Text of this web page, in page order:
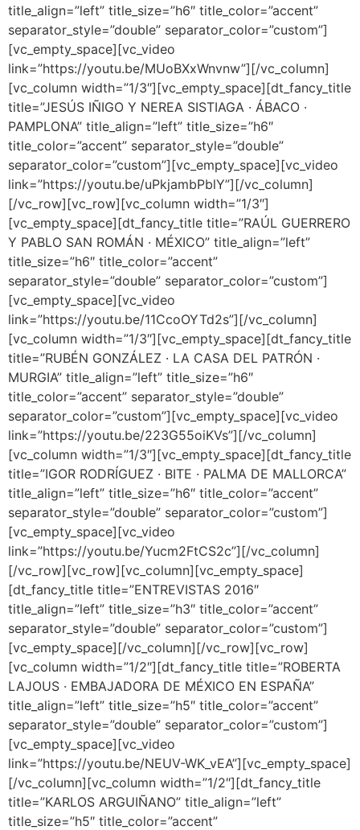
title_align=”left” title_size=”h6″ title_color=”accent”
separator_style=”double” separator_color=”custom”]
[vc_empty_space][vc_video
link=”https://youtu.be/MUoBXxWnvnw”][/vc_column]
[vc_column width=”1/3″][vc_empty_space][dt_fancy_title
title=”JESÚS IÑIGO Y NEREA SISTIAGA · ÁBACO ·
PAMPLONA” title_align=”left” title_size=”h6″
title_color=”accent” separator_style=”double”
separator_color=”custom”][vc_empty_space][vc_video
link=”https://youtu.be/uPkjambPblY”][/vc_column]
[/vc_row][vc_row][vc_column width=”1/3″]
[vc_empty_space][dt_fancy_title title=”RAÚL GUERRERO
Y PABLO SAN ROMÁN · MÉXICO” title_align=”left”
title_size=”h6″ title_color=”accent”
separator_style=”double” separator_color=”custom”]
[vc_empty_space][vc_video
link=”https://youtu.be/11CcoOYTd2s”][/vc_column]
[vc_column width=”1/3″][vc_empty_space][dt_fancy_title
title=”RUBÉN GONZÁLEZ · LA CASA DEL PATRÓN ·
MURGIA” title_align=”left” title_size=”h6″
title_color=”accent” separator_style=”double”
separator_color=”custom”][vc_empty_space][vc_video
link=”https://youtu.be/223G55oiKVs”][/vc_column]
[vc_column width=”1/3″][vc_empty_space][dt_fancy_title
title=”IGOR RODRÍGUEZ · BITE · PALMA DE MALLORCA”
title_align=”left” title_size=”h6″ title_color=”accent”
separator_style=”double” separator_color=”custom”]
[vc_empty_space][vc_video
link=”https://youtu.be/Yucm2FtCS2c”][/vc_column]
[/vc_row][vc_row][vc_column][vc_empty_space]
[dt_fancy_title title=”ENTREVISTAS 2016″
title_align=”left” title_size=”h3″ title_color=”accent”
separator_style=”double” separator_color=”custom”]
[vc_empty_space][/vc_column][/vc_row][vc_row]
[vc_column width=”1/2″][dt_fancy_title title=”ROBERTA
LAJOUS · EMBAJADORA DE MÉXICO EN ESPAÑA”
title_align=”left” title_size=”h5″ title_color=”accent”
separator_style=”double” separator_color=”custom”]
[vc_empty_space][vc_video
link=”https://youtu.be/NEUV-WK_vEA”][vc_empty_space]
[/vc_column][vc_column width=”1/2″][dt_fancy_title
title=”KARLOS ARGUIÑANO” title_align=”left”
title_size=”h5″ title_color=”accent”